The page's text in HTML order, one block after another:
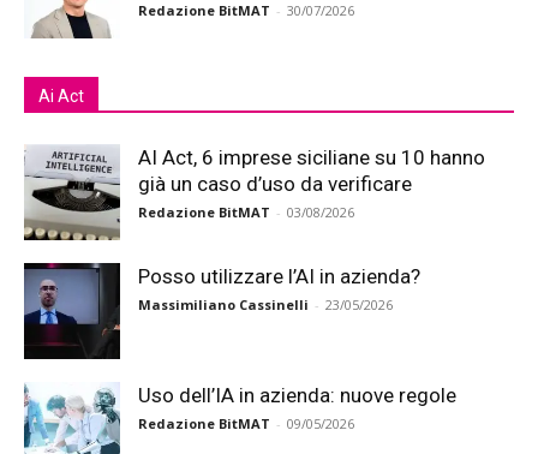
Redazione BitMAT - 30/07/2026
Ai Act
AI Act, 6 imprese siciliane su 10 hanno
già un caso d’uso da verificare
Redazione BitMAT - 03/08/2026
Posso utilizzare l’AI in azienda?
Massimiliano Cassinelli - 23/05/2026
Uso dell’IA in azienda: nuove regole
Redazione BitMAT - 09/05/2026